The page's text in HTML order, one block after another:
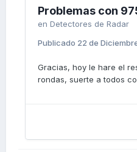
Problemas con
en Detectores de Radar
Publicado 22 de
Gracias, hoy le hare el
rondas, suerte a todos